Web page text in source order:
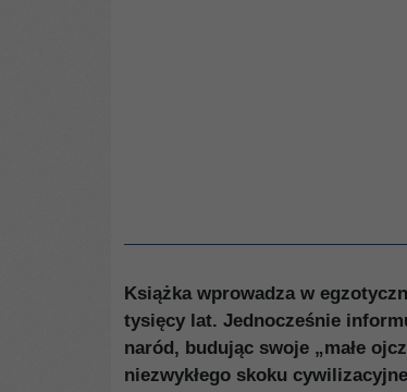
Książka wprowadza w
tysięcy lat. Jednocześnie
naród, budując swoje „małe
niezwykłego skoku